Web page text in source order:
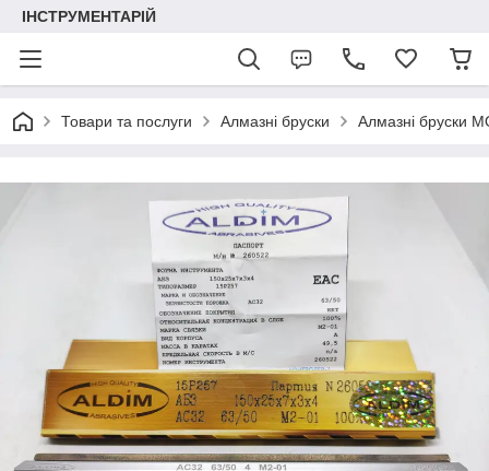
ІНСТРУМЕНТАРІЙ
Товари та послуги Алмазні бруски Алмазні бруски